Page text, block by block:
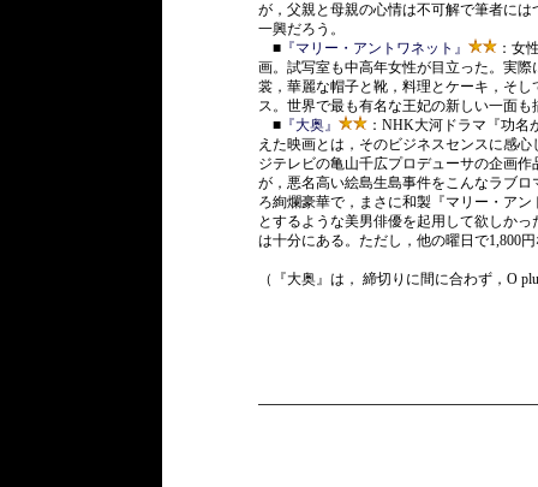
が，父親と母親の心情は不可解で筆者に
一興だろう。
■ 『マリー・アントワネット』
：女
画。試写室も中高年女性が目立った。実
裳，華麗な帽子と靴，料理とケーキ，そ
ス。世界で最も有名な王妃の新しい一面
■ 『大奥』
：NHK大河ドラマ『功
えた映画とは，そのビジネスセンスに感
ジテレビの亀山千広プロデューサの企画
が，悪名高い絵島生島事件をこんなラブ
ろ絢爛豪華で，まさに和製『マリー・ア
とするような美男俳優を起用して欲しか
は十分にある。ただし，他の曜日で1,800
（『大奥』は， 締切りに間に合わず，O